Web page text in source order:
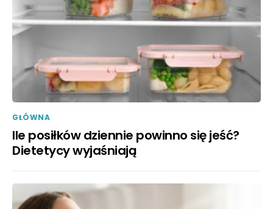
GŁÓWNA
Ile posiłków dziennie powinno się jeść?
Dietetycy wyjaśniają